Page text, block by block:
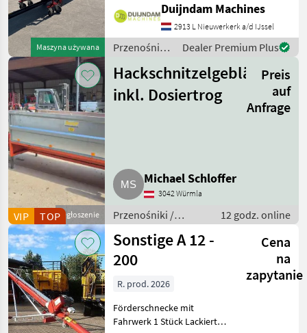
Maszyna używana
schnell an auf unsere
Duijndam Machines
Website! Sie können uns
auch anrufen.Alle zu
Duijndam Machines
2913 L Nieuwerkerk a/d IJssel
Przenośniki
Dealer Premium Plus
Ogłoszenie
VIP TOP
Hackschnitzelgebläse
inkl. Dosiertrog
Preis
auf
Anfrage
Michael Schloffer
3042 Würmla
Przenośniki /
Przenośniki
dmuchawe
12 godz. online
Sonstige A 12 -
200
Cena
na
zapytanie
R. prod. 2026
Förderschnecke mit
Fahrwerk 1 Stück Lackierte